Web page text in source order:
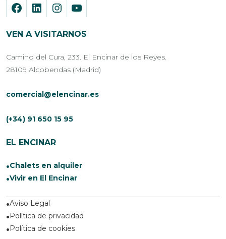
VEN A VISITARNOS
Camino del Cura, 233. El Encinar de los Reyes.
28109 Alcobendas (Madrid)
comercial@elencinar.es
(+34) 91 650 15 95
EL ENCINAR
Chalets en alquiler
Vivir en El Encinar
Aviso Legal
Política de privacidad
Política de cookies